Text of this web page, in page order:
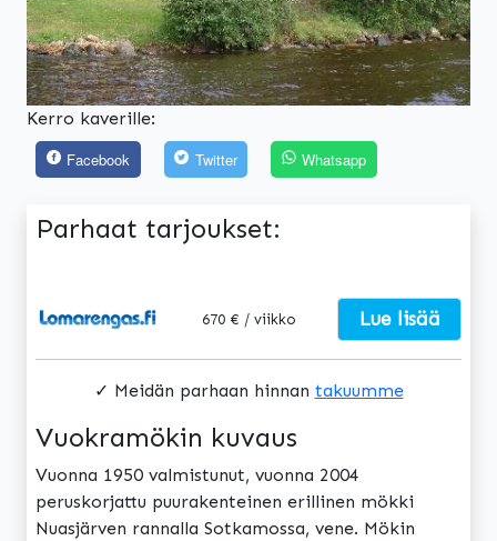
Kerro kaverille:
Facebook
Twitter Whatsapp
Parhaat tarjoukset:
670 € / viikko Lue lisää
✓ Meidän parhaan hinnan takuumme
Vuokramökin kuvaus
Vuonna 1950 valmistunut, vuonna 2004
peruskorjattu puurakenteinen erillinen mökki
Nuasjärven rannalla Sotkamossa, vene. Mökin